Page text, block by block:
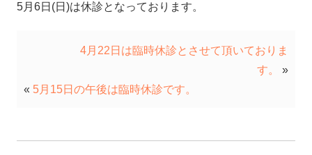
5月6日(日)は休診となっております。
4月22日は臨時休診とさせて頂いておりま
す。
»
« 5月15日の午後は臨時休診です。